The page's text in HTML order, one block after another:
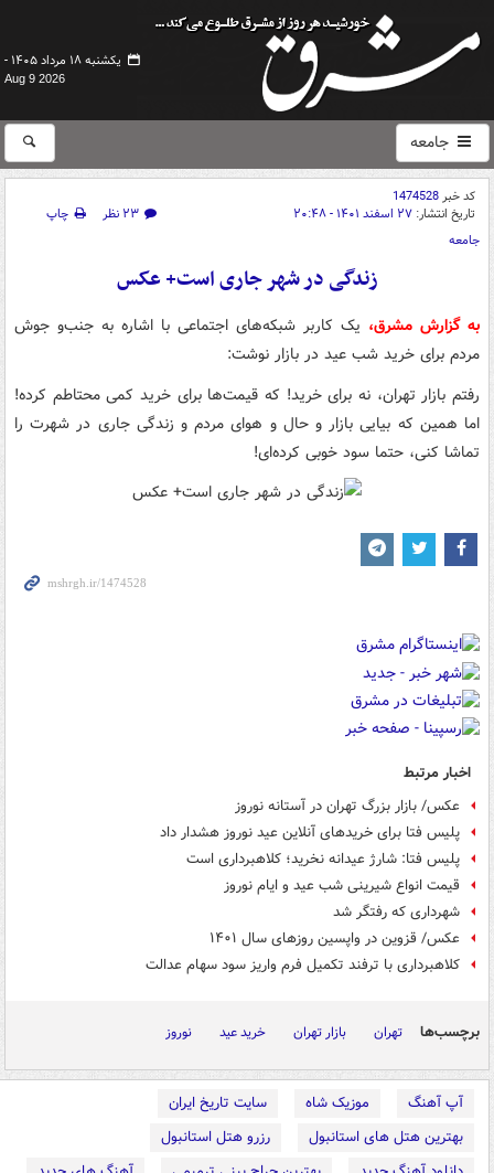
یکشنبه ۱۸ مرداد ۱۴۰۵ -
Aug 9 2026
جامعه
کد خبر1474528
تاریخ انتشار: ۲۷ اسفند ۱۴۰۱ - ۲۰:۴۸ ۲۳ نظر
چاپ
جامعه
زندگی در شهر جاری است+ عکس
به گزارش مشرق، یک کاربر شبکه‌های اجتماعی با اشاره به جنب‌و جوش
مردم برای خرید شب عید در بازار نوشت:
رفتم بازار تهران، نه برای خرید! که قیمت‌ها برای خرید کمی محتاطم کرده!
اما همین که بیایی بازار و حال و هوای مردم و زندگی جاری در شهرت را
تماشا کنی، حتما سود خوبی کرده‌ای!
اخبار مرتبط
عکس/ بازار بزرگ تهران در آستانه نوروز
پلیس فتا برای خریدهای آنلاین عید نوروز هشدار داد
پلیس فتا: شارژ عیدانه نخرید؛ کلاهبرداری است
قیمت انواع شیرینی شب عید و ایام نوروز
شهرداری که رفتگر شد
عکس/ قزوین در واپسین روزهای سال ۱۴۰۱
کلاهبرداری با ترفند تکمیل فرم واریز سود سهام عدالت
برچسب‌ها تهران بازار تهران خرید عید نوروز
آپ آهنگ موزیک شاه
سایت تاریخ ایران
بهترین هتل های استانبول
رزرو هتل استانبول